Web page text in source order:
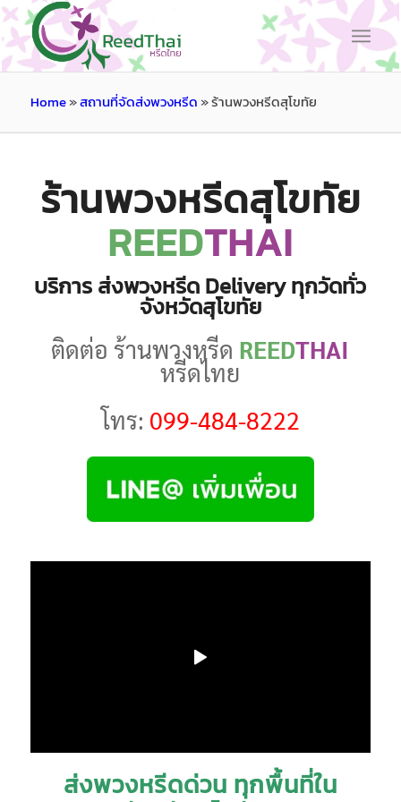
Home»สถานที่จัดส่งพวงหรีด»ร้านพวงหรีดสุโขทัย
ร้านพวงหรีดสุโขทัย
REEDTHAI
บริการ ส่งพวงหรีด Delivery ทุกวัดทั่ว
จังหวัดสุโขทัย
ติดต่อ ร้านพวงหรีด REEDTHAI
หรีดไทย
โทร: 099-484-8222
ส่งพวงหรีดด่วน ทุกพื้นที่ใน